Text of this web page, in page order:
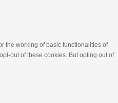
the working of basic functionalities of
out of these cookies. But opting out of